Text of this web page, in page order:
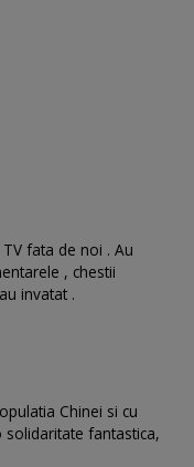
fata de noi . Au
, chestii
invatat .
Chinei si cu
solidaritate fantastica,